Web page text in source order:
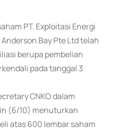
PT. Exploitasi Energi
Bay Pte Ltd telah
berupa pembelian
pada tanggal 3
CNKO dalam
(6/10) menuturkan
atas 600 lembar saham